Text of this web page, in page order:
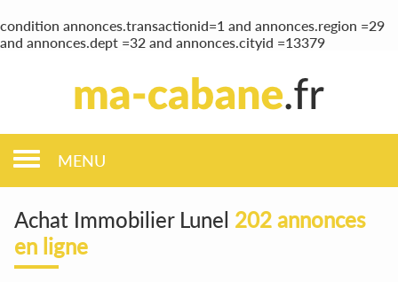
condition annonces.transactionid=1 and annonces.region =29
and annonces.dept =32 and annonces.cityid =13379
MENU
Achat Immobilier Lunel 202 annonces
en ligne